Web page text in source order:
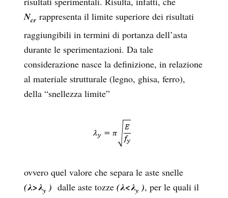
Ncr rappresenta il limite superiore dei risultati
raggiungibili in termini di portanza dell’asta
durante le sperimentazioni. Da tale
considerazione nasce la definizione, in relazione
al materiale strutturale (legno, ghisa, ferro),
della “snellezza limite”
ovvero quel valore che separa le aste snelle
(λ>λy ) dalle aste tozze (λ<λy ), per le quali il